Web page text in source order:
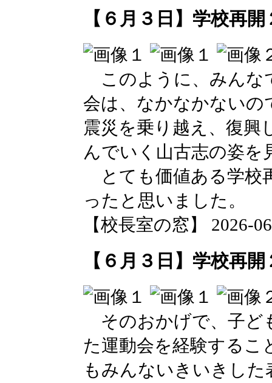
【６月３日】学校再
このように、みんな
会は、なかなかないの
震災を乗り越え、復興
んでいく山古志の姿
とても価値ある学校
ったと思いました。
【校長室の窓】 2026-
【６月３日】学校再
そのおかげで、子ど
た運動会を経験するこ
もみんないきいきし